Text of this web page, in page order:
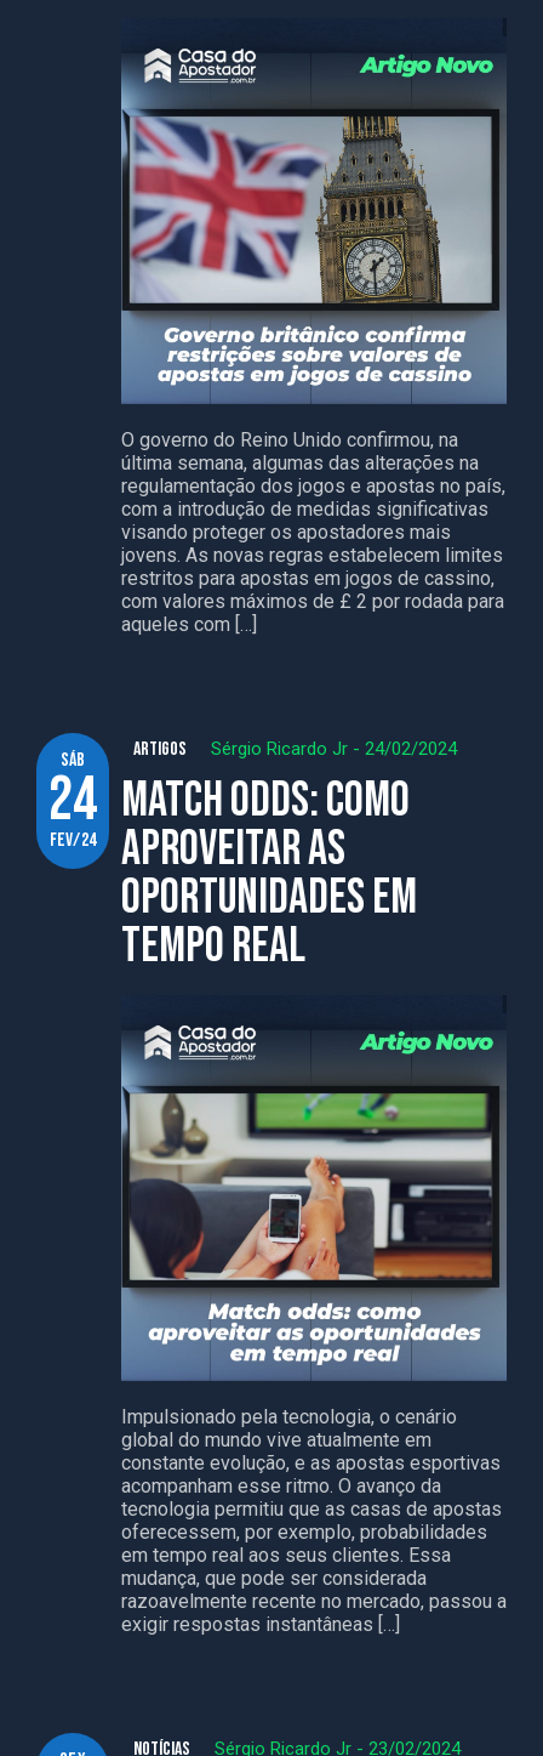
O governo do Reino Unido confirmou, na
última semana, algumas das alterações na
regulamentação dos jogos e apostas no país,
com a introdução de medidas significativas
visando proteger os apostadores mais
jovens. As novas regras estabelecem limites
restritos para apostas em jogos de cassino,
com valores máximos de £ 2 por rodada para
aqueles com […]
sáb
24
fev/24
ARTIGOS Sérgio Ricardo Jr - 24/02/2024
Match odds: como
aproveitar as
oportunidades em
tempo real
Impulsionado pela tecnologia, o cenário
global do mundo vive atualmente em
constante evolução, e as apostas esportivas
acompanham esse ritmo. O avanço da
tecnologia permitiu que as casas de apostas
oferecessem, por exemplo, probabilidades
em tempo real aos seus clientes. Essa
mudança, que pode ser considerada
razoavelmente recente no mercado, passou a
exigir respostas instantâneas […]
NOTÍCIAS Sérgio Ricardo Jr - 23/02/2024